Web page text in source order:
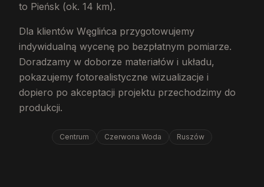
to Pieńsk (ok. 14 km).
Dla klientów Węglińca przygotowujemy
indywidualną wycenę po bezpłatnym pomiarze.
Doradzamy w doborze materiałów i układu,
pokazujemy fotorealistyczne wizualizacje i
dopiero po akceptacji projektu przechodzimy do
produkcji.
Centrum Czerwona Woda Ruszów